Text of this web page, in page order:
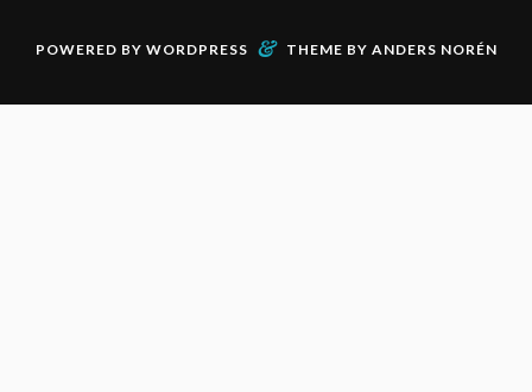
POWERED BY WORDPRESS & THEME BY ANDERS NORÉN